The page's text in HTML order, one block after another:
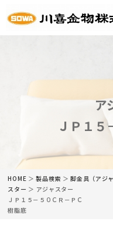
ア
ＪＰ１５
商品情報
カタログ
HOME ＞製品検索 ＞脚金具（アジ
スター ＞ アジャスター
ＪＰ１５－５０ＣＲ－ＰＣ
樹脂底